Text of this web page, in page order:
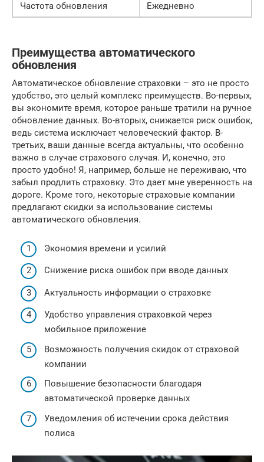
Частота обновления
Ежедневно
Преимущества автоматического
обновления
Автоматическое обновление страховки – это не просто
удобство, это целый комплекс преимуществ. Во-первых,
вы экономите время, которое раньше тратили на ручное
обновление данных. Во-вторых, снижается риск ошибок,
ведь система исключает человеческий фактор. В-
третьих, ваши данные всегда актуальны, что особенно
важно в случае страхового случая. И, конечно, это
просто удобно! Я, например, больше не переживаю, что
забыл продлить страховку. Это дает мне уверенность на
дороге. Кроме того, некоторые страховые компании
предлагают скидки за использование системы
автоматического обновления.
Экономия времени и усилий
Снижение риска ошибок при вводе данных
Актуальность информации о страховке
Удобство управления страховкой через
мобильное приложение
Возможность получения скидок от страховой
компании
Повышение безопасности благодаря
автоматической проверке данных
Уведомления об истечении срока действия
полиса